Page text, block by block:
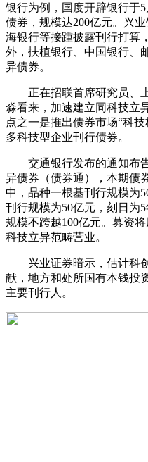
银行为例，国度开辟银行于
债券，规模达200亿元。兴
海银行等接踵披露刊行打算
外，扶植银行、中国银行、
异债券。
正在招联首席研究员、上
淼看来，加速建立同科技立
点之一是推出债券市场“科
多科技型企业刊行债券。
交通银行发布的通知布告
异债券（债券通），本期债
中，品种一根基刊行规模为
刊行规模为50亿元，刻日为
规模不跨越100亿元。募资
科技立异范畴营业。
兴业证券暗示，估计科创
献，地方和处所国有本钱投
主要刊行人。